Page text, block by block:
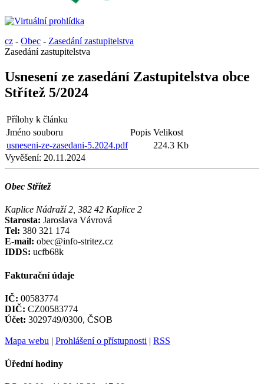
cz - Obec - Zasedání zastupitelstva
Zasedání zastupitelstva
Usnesení ze zasedání Zastupitelstva obce
Střítež 5/2024
Přílohy k článku
Jméno souboru
Popis Velikost
usneseni-ze-zasedani-5.2024.pdf
224.3 Kb
Vyvěšení: 20.11.2024
Obec Střítež
Kaplice Nádraží 2, 382 42 Kaplice 2
Starosta: Jaroslava Vávrová
Tel: 380 321 174
E-mail: obec@info-stritez.cz
IDDS: ucfb68k
Fakturační údaje
IČ: 00583774
DIČ: CZ00583774
Účet: 3029749/0300, ČSOB
Mapa webu | Prohlášení o přístupnosti | RSS
Úřední hodiny